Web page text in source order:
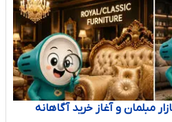
مبلمان و آغاز خرید آگاهانه